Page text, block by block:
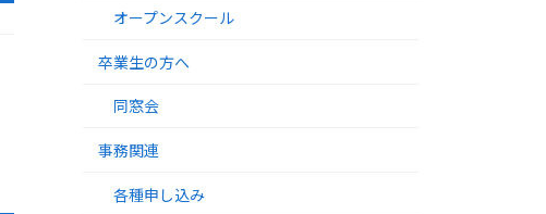
オープンスクール
卒業生の方へ
同窓会
事務関連
各種申し込み